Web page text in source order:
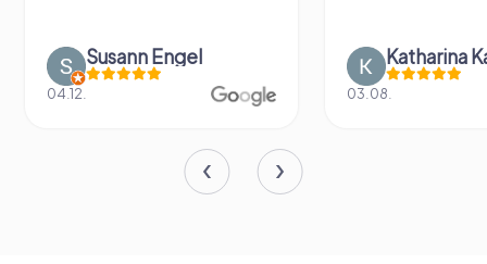
Susann Engel
04.12.
Katharina
03.08.